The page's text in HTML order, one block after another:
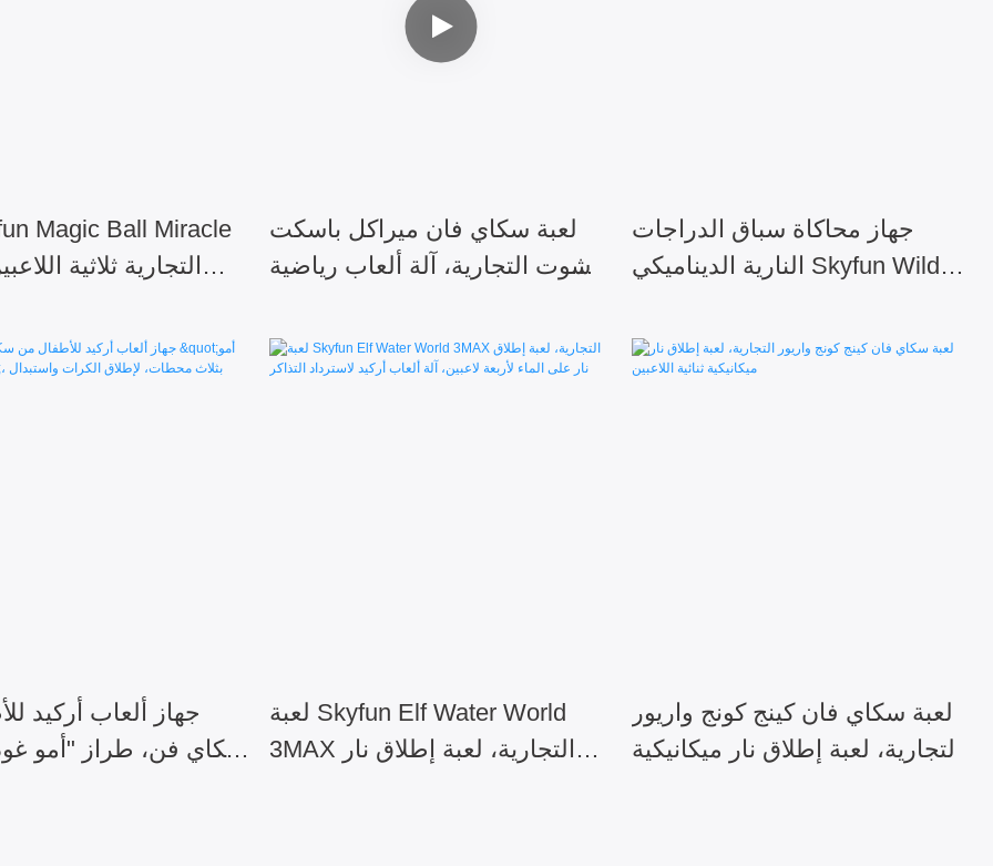
التجارية ثلاثية
لعبة سكاي فان ميراكل باسكت
شوت التجارية، آلة ألعاب رياضية
سلة، لعبة أركيد رياضية
جهاز محاكاة سباق الدراجات
النارية الديناميكي Skyfun Wild
جهاز ألعاب أركيد
لعبة Skyfun Elf Water World
3MAX التجارية، لعبة إطلاق نار
لعبة سكاي فان كينج كونج واريور
التجارية، لعبة إطلاق نار ميكانيكية